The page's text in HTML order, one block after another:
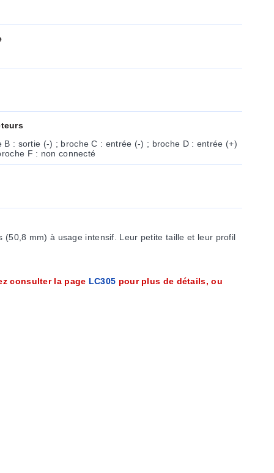
B : sortie (-) ; broche C : entrée (-) ; broche D : entrée (+)
F : non connecté
(50,8 mm) à usage intensif. Leur petite taille et leur profil
consulter la page LC305 pour plus de détails, ou